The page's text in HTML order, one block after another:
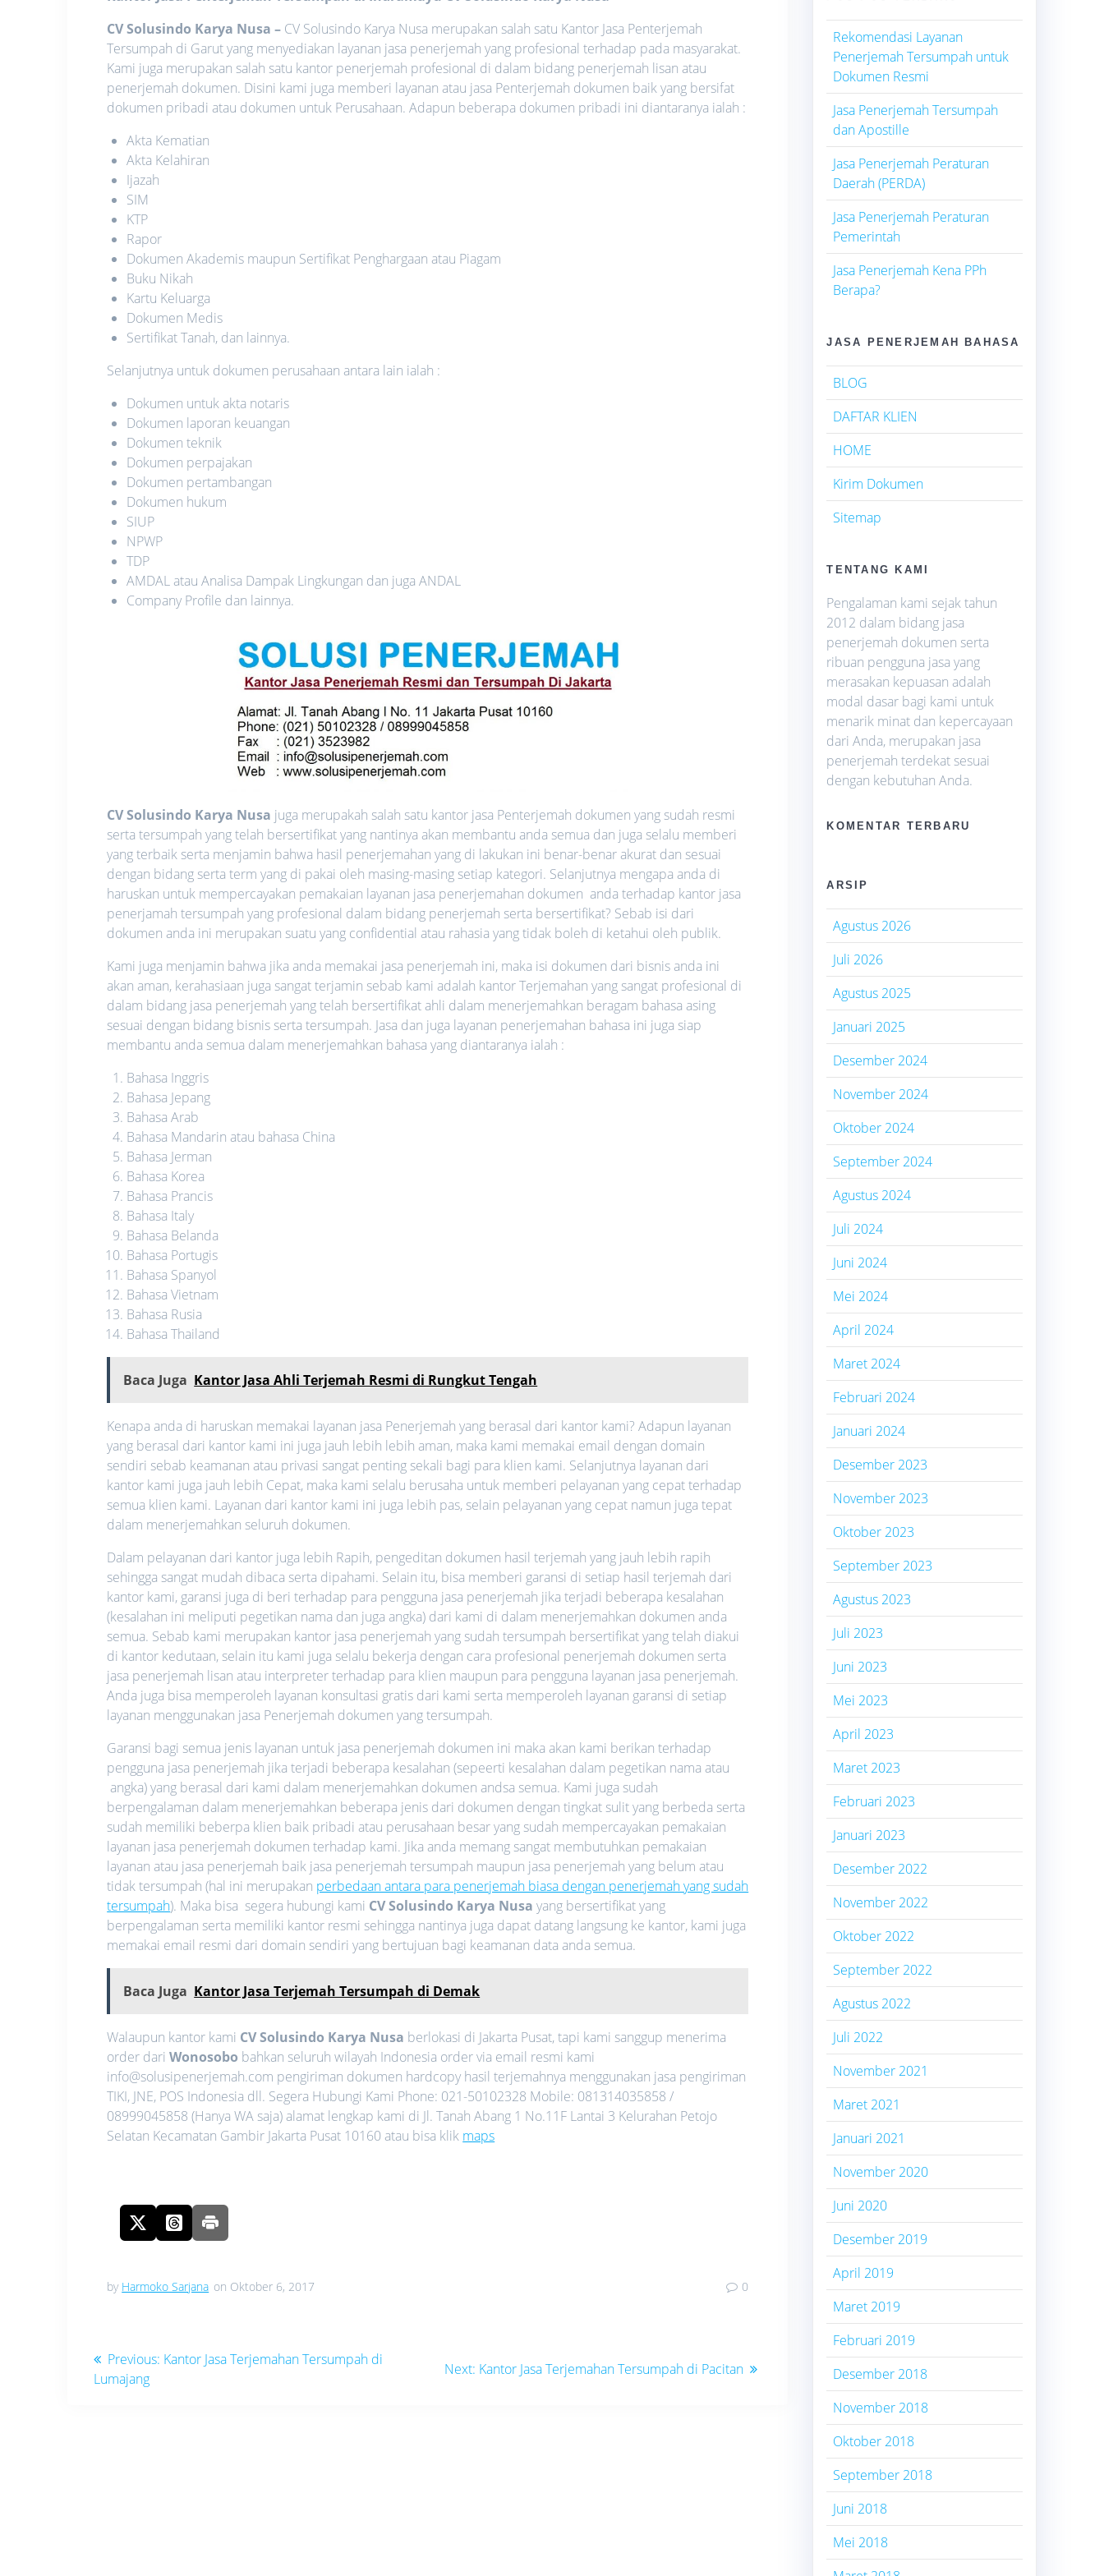
CV Solusindo Karya Nusa – CV Solusindo Karya Nusa merupakan salah satu Kantor Jasa Penterjemah
Tersumpah di Garut yang menyediakan layanan jasa penerjemah yang profesional terhadap pada masyarakat.
Kami juga merupakan salah satu kantor penerjemah profesional di dalam bidang penerjemah lisan atau
penerjemah dokumen. Disini kami juga memberi layanan atau jasa Penterjemah dokumen baik yang bersifat
dokumen pribadi atau dokumen untuk Perusahaan. Adapun beberapa dokumen pribadi ini diantaranya ialah :
Akta Kematian
Akta Kelahiran
Ijazah
SIM
KTP
Rapor
Dokumen Akademis maupun Sertifikat Penghargaan atau Piagam
Buku Nikah
Kartu Keluarga
Dokumen Medis
Sertifikat Tanah, dan lainnya.
Selanjutnya untuk dokumen perusahaan antara lain ialah :
Dokumen untuk akta notaris
Dokumen laporan keuangan
Dokumen teknik
Dokumen perpajakan
Dokumen pertambangan
Dokumen hukum
SIUP
NPWP
TDP
AMDAL atau Analisa Dampak Lingkungan dan juga ANDAL
Company Profile dan lainnya.
CV Solusindo Karya Nusa juga merupakah salah satu kantor jasa Penterjemah dokumen yang sudah resmi
serta tersumpah yang telah bersertifikat yang nantinya akan membantu anda semua dan juga selalu memberi
yang terbaik serta menjamin bahwa hasil penerjemahan yang di lakukan ini benar-benar akurat dan sesuai
dengan bidang serta term yang di pakai oleh masing-masing setiap kategori. Selanjutnya mengapa anda di
haruskan untuk mempercayakan pemakaian layanan jasa penerjemahan dokumen anda terhadap kantor jasa
penerjamah tersumpah yang profesional dalam bidang penerjemah serta bersertifikat? Sebab isi dari
dokumen anda ini merupakan suatu yang confidential atau rahasia yang tidak boleh di ketahui oleh publik.
Kami juga menjamin bahwa jika anda memakai jasa penerjemah ini, maka isi dokumen dari bisnis anda ini
akan aman, kerahasiaan juga sangat terjamin sebab kami adalah kantor Terjemahan yang sangat profesional di
dalam bidang jasa penerjemah yang telah bersertifikat ahli dalam menerjemahkan beragam bahasa asing
sesuai dengan bidang bisnis serta tersumpah. Jasa dan juga layanan penerjemahan bahasa ini juga siap
membantu anda semua dalam menerjemahkan bahasa yang diantaranya ialah :
Bahasa Inggris
Bahasa Jepang
Bahasa Arab
Bahasa Mandarin atau bahasa China
Bahasa Jerman
Bahasa Korea
Bahasa Prancis
Bahasa Italy
Bahasa Belanda
Bahasa Portugis
Bahasa Spanyol
Bahasa Vietnam
Bahasa Rusia
Bahasa Thailand
Baca Juga Kantor Jasa Ahli Terjemah Resmi di Rungkut Tengah
Kenapa anda di haruskan memakai layanan jasa Penerjemah yang berasal dari kantor kami? Adapun layanan
yang berasal dari kantor kami ini juga jauh lebih lebih aman, maka kami memakai email dengan domain
sendiri sebab keamanan atau privasi sangat penting sekali bagi para klien kami. Selanjutnya layanan dari
kantor kami juga jauh lebih Cepat, maka kami selalu berusaha untuk memberi pelayanan yang cepat terhadap
semua klien kami. Layanan dari kantor kami ini juga lebih pas, selain pelayanan yang cepat namun juga tepat
dalam menerjemahkan seluruh dokumen.
Dalam pelayanan dari kantor juga lebih Rapih, pengeditan dokumen hasil terjemah yang jauh lebih rapih
sehingga sangat mudah dibaca serta dipahami. Selain itu, bisa memberi garansi di setiap hasil terjemah dari
kantor kami, garansi juga di beri terhadap para pengguna jasa penerjemah jika terjadi beberapa kesalahan
(kesalahan ini meliputi pegetikan nama dan juga angka) dari kami di dalam menerjemahkan dokumen anda
semua. Sebab kami merupakan kantor jasa penerjemah yang sudah tersumpah bersertifikat yang telah diakui
di kantor kedutaan, selain itu kami juga selalu bekerja dengan cara profesional penerjemah dokumen serta
jasa penerjemah lisan atau interpreter terhadap para klien maupun para pengguna layanan jasa penerjemah.
Anda juga bisa memperoleh layanan konsultasi gratis dari kami serta memperoleh layanan garansi di setiap
layanan menggunakan jasa Penerjemah dokumen yang tersumpah.
Garansi bagi semua jenis layanan untuk jasa penerjemah dokumen ini maka akan kami berikan terhadap
pengguna jasa penerjemah jika terjadi beberapa kesalahan (sepeerti kesalahan dalam pegetikan nama atau
angka) yang berasal dari kami dalam menerjemahkan dokumen andsa semua. Kami juga sudah
berpengalaman dalam menerjemahkan beberapa jenis dari dokumen dengan tingkat sulit yang berbeda serta
sudah memiliki beberpa klien baik pribadi atau perusahaan besar yang sudah mempercayakan pemakaian
layanan jasa penerjemah dokumen terhadap kami. Jika anda memang sangat membutuhkan pemakaian
layanan atau jasa penerjemah baik jasa penerjemah tersumpah maupun jasa penerjemah yang belum atau
tidak tersumpah (hal ini merupakan perbedaan antara para penerjemah biasa dengan penerjemah yang sudah
tersumpah). Maka bisa segera hubungi kami CV Solusindo Karya Nusa yang bersertifikat yang
berpengalaman serta memiliki kantor resmi sehingga nantinya juga dapat datang langsung ke kantor, kami juga
memakai email resmi dari domain sendiri yang bertujuan bagi keamanan data anda semua.
Baca Juga Kantor Jasa Terjemah Tersumpah di Demak
Walaupun kantor kami CV Solusindo Karya Nusa berlokasi di Jakarta Pusat, tapi kami sanggup menerima
order dariWonosobo bahkan seluruh wilayah Indonesia order via email resmi kami
info@solusipenerjemah.com pengiriman dokumen hardcopy hasil terjemahnya menggunakan jasa pengiriman
TIKI, JNE, POS Indonesia dll. Segera Hubungi Kami Phone: 021-50102328 Mobile: 081314035858 /
08999045858 (Hanya WA saja) alamat lengkap kami di Jl. Tanah Abang 1 No.11F Lantai 3 Kelurahan Petojo
Selatan Kecamatan Gambir Jakarta Pusat 10160 atau bisa klik maps
by Harmoko Sarjana on Oktober 6, 2017 0
Navigasi
pos
Previous: Previous
Kantor Jasa Terjemahan Tersumpah di
Lumajang
Next: Next
Kantor Jasa Terjemahan Tersumpah di Pacitan
Rekomendasi Layanan
Penerjemah Tersumpah untuk
Dokumen Resmi
Jasa Penerjemah Tersumpah
dan Apostille
Jasa Penerjemah Peraturan
Daerah (PERDA)
Jasa Penerjemah Peraturan
Pemerintah
Jasa Penerjemah Kena PPh
Berapa?
JASA PENERJEMAH BAHASA
BLOG
DAFTAR KLIEN
HOME
Kirim Dokumen
Sitemap
TENTANG KAMI
Pengalaman kami sejak tahun
2012 dalam bidang jasa
penerjemah dokumen serta
ribuan pengguna jasa yang
merasakan kepuasan adalah
modal dasar bagi kami untuk
menarik minat dan kepercayaan
dari Anda, merupakan jasa
penerjemah terdekat sesuai
dengan kebutuhan Anda.
KOMENTAR TERBARU
ARSIP
Agustus 2026
Juli 2026
Agustus 2025
Januari 2025
Desember 2024
November 2024
Oktober 2024
September 2024
Agustus 2024
Juli 2024
Juni 2024
Mei 2024
April 2024
Maret 2024
Februari 2024
Januari 2024
Desember 2023
November 2023
Oktober 2023
September 2023
Agustus 2023
Juli 2023
Juni 2023
Mei 2023
April 2023
Maret 2023
Februari 2023
Januari 2023
Desember 2022
November 2022
Oktober 2022
September 2022
Agustus 2022
Juli 2022
November 2021
Maret 2021
Januari 2021
November 2020
Juni 2020
Desember 2019
April 2019
Maret 2019
Februari 2019
Desember 2018
November 2018
Oktober 2018
September 2018
Juni 2018
Mei 2018